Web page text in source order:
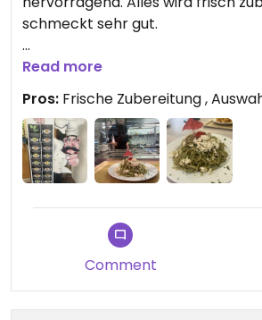
schmeckt sehr gut.
Updated from previous review on
Read more
Pros: Frische Zubereitung ,
Comment